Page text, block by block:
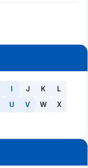
I J K
L
U V W
X